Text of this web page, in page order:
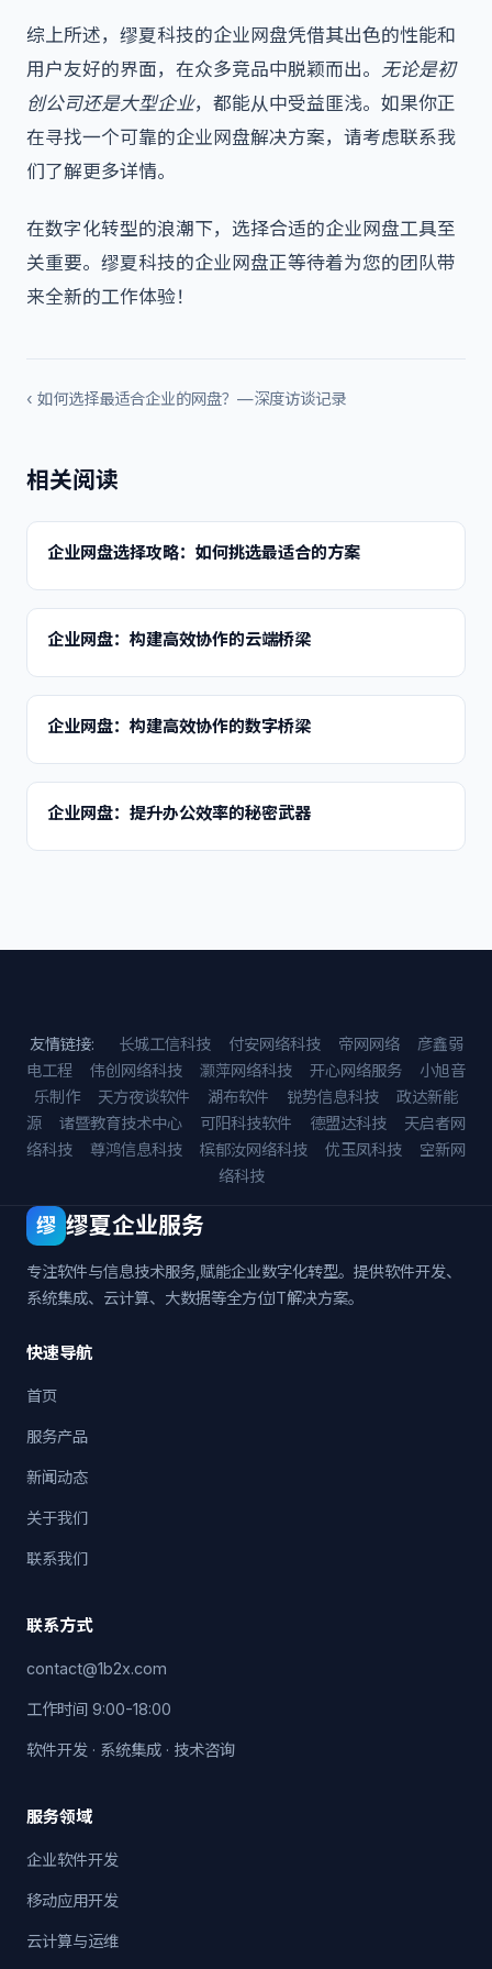
综上所述，缪夏科技的企业网盘凭借其出色的性能和
用户友好的界面，在众多竞品中脱颖而出。 无论是初
创公司还是大型企业，都能从中受益匪浅。如果你正
在寻找一个可靠的企业网盘解决方案，请考虑联系我
们了解更多详情。
在数字化转型的浪潮下，选择合适的企业网盘工具至
关重要。缪夏科技的企业网盘正等待着为您的团队带
来全新的工作体验！
‹ 如何选择最适合企业的网盘？—深度访谈记录
相关阅读
企业网盘选择攻略：如何挑选最适合的方案
企业网盘：构建高效协作的云端桥梁
企业网盘：构建高效协作的数字桥梁
企业网盘：提升办公效率的秘密武器
友情链接: 长城工信科技 付安网络科技 帝网网络
彦鑫弱
电工程
伟创网络科技 灏萍网络科技 开心网络服务
小旭音
乐制作
天方夜谈软件 湖布软件 锐势信息科技
政达新能
源
诸暨教育技术中心 可阳科技软件 德盟达科技
天启者网
络科技
尊鸿信息科技 槟郁汝网络科技 优玉凤科技
空新网
络科技
缪 缪夏企业服务
专注软件与信息技术服务,赋能企业数字化转型。提供软件开发、
系统集成、云计算、大数据等全方位IT解决方案。
快速导航
首页
服务产品
新闻动态
关于我们
联系我们
联系方式
contact@1b2x.com
工作时间 9:00-18:00
软件开发 · 系统集成 · 技术咨询
服务领域
企业软件开发
移动应用开发
云计算与运维